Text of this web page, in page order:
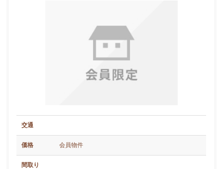
交通
価格 会員物件
間取り